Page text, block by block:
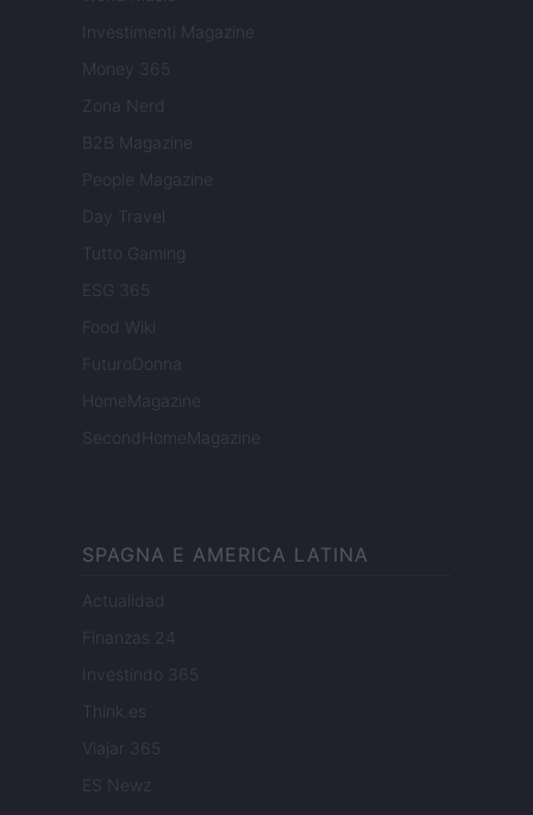
Investimenti Magazine
Money 365
Zona Nerd
B2B Magazine
People Magazine
Day Travel
Tutto Gaming
ESG 365
Food Wiki
FuturoDonna
HomeMagazine
SecondHomeMagazine
SPAGNA E AMERICA LATINA
Actualidad
Finanzas 24
Investindo 365
Think.es
Viajar 365
ES Newz